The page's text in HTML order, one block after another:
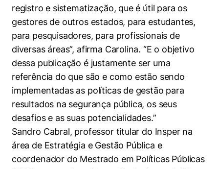
registro e sistematização, que é útil para os
gestores de outros estados, para estudantes,
para pesquisadores, para profissionais de
diversas áreas”, afirma Carolina. “E o objetivo
dessa publicação é justamente ser uma
referência do que são e como estão sendo
implementadas as políticas de gestão para
resultados na segurança pública, os seus
desafios e as suas potencialidades.”
Sandro Cabral, professor titular do Insper na
área de Estratégia e Gestão Pública e
coordenador do Mestrado em Políticas Públicas